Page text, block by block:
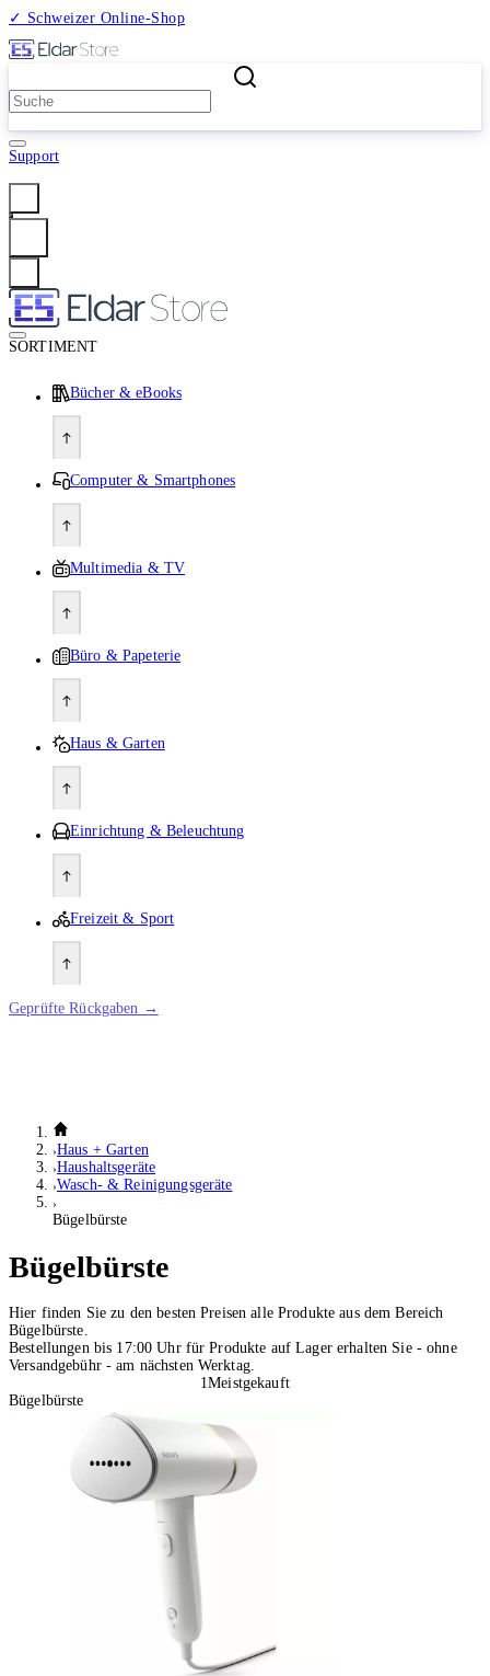
✓ Schweizer Online-Shop
Support
SORTIMENT
Bücher & eBooks
Computer & Smartphones
Multimedia & TV
Büro & Papeterie
Haus & Garten
Einrichtung & Beleuchtung
Freizeit & Sport
Geprüfte Rückgaben →
Haus + Garten
Haushaltsgeräte
Wasch- & Reinigungsgeräte
Bügelbürste
Bügelbürste
Hier finden Sie zu den besten Preisen alle Produkte aus dem Bereich
Bügelbürste.
Bestellungen bis 17:00 Uhr für Produkte auf Lager erhalten Sie - ohne
Versandgebühr - am nächsten Werktag.
1Meistgekauft
Bügelbürste